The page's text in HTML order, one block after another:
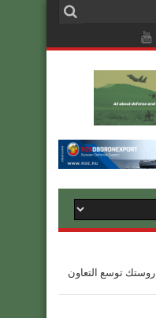
روستك توسع التعاون